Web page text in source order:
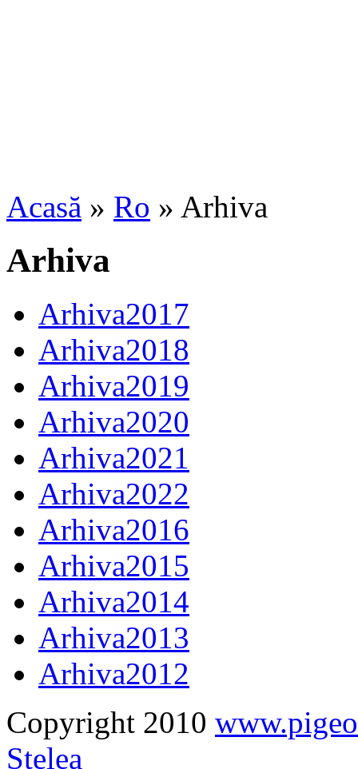
Acasă » Ro » Arhiva
Arhiva
Arhiva2017
Arhiva2018
Arhiva2019
Arhiva2020
Arhiva2021
Arhiva2022
Arhiva2016
Arhiva2015
Arhiva2014
Arhiva2013
Arhiva2012
Copyright 2010
Stelea